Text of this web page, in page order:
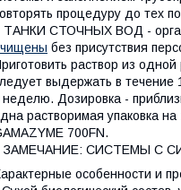
процедуру до тех
ТАНКИ СТОЧНЫХ ВОД -
без присутствия
раствор из
выдержать в течение
неделю. Дозировка -
растворимая упаковка
700FN.
ЗАМЕЧАНИЕ: СИСТЕМЫ С
особенности и